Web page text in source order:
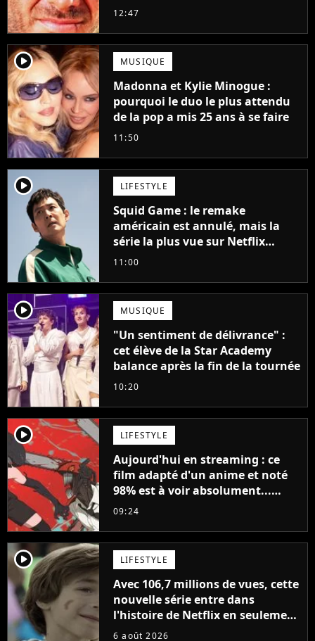
grands succès de tous les temps
12:47
player2 MUSIQUE
Madonna et Kylie Minogue :
pourquoi le duo le plus attendu
de la pop a mis 25 ans à se faire
11:50
player2 LIFESTYLE
Squid Game : le remake
américain est annulé, mais la
série la plus vue sur Netflix
pourrait avoir une version
11:00
player2 MUSIQUE
"Un sentiment de délivrance" :
cet élève de la Star Academy
balance après la fin de la tournée
10:20
player2 LIFESTYLE
Aujourd'hui en streaming : ce
film adapté d'un anime et noté
98% est à voir absolument...
sinon vous ne comprendrez plus
09:24
player2 LIFESTYLE
Avec 106,7 millions de vues, cette
nouvelle série entre dans
l'histoire de Netflix en seulement
48 jours
6 août 2026